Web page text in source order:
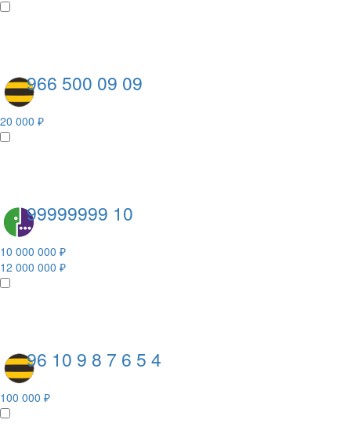
966 500 09 09
20 000 ₽
99999999 10
10 000 000 ₽
12 000 000 ₽
96 10 9 8 7 6 5 4
100 000 ₽